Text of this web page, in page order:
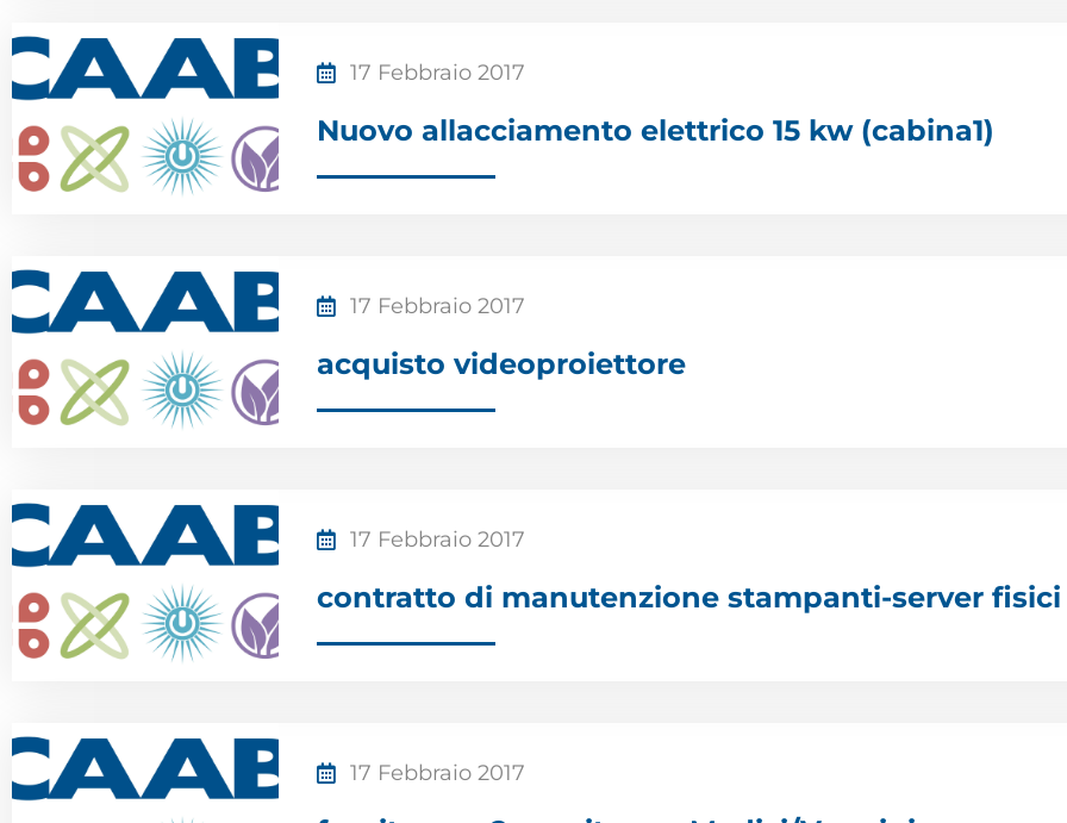
17 Febbraio 2017
Nuovo allacciamento elettrico 15 kw (cabina1)
17 Febbraio 2017
acquisto videoproiettore
17 Febbraio 2017
contratto di manutenzione stampanti-server fisici
17 Febbraio 2017